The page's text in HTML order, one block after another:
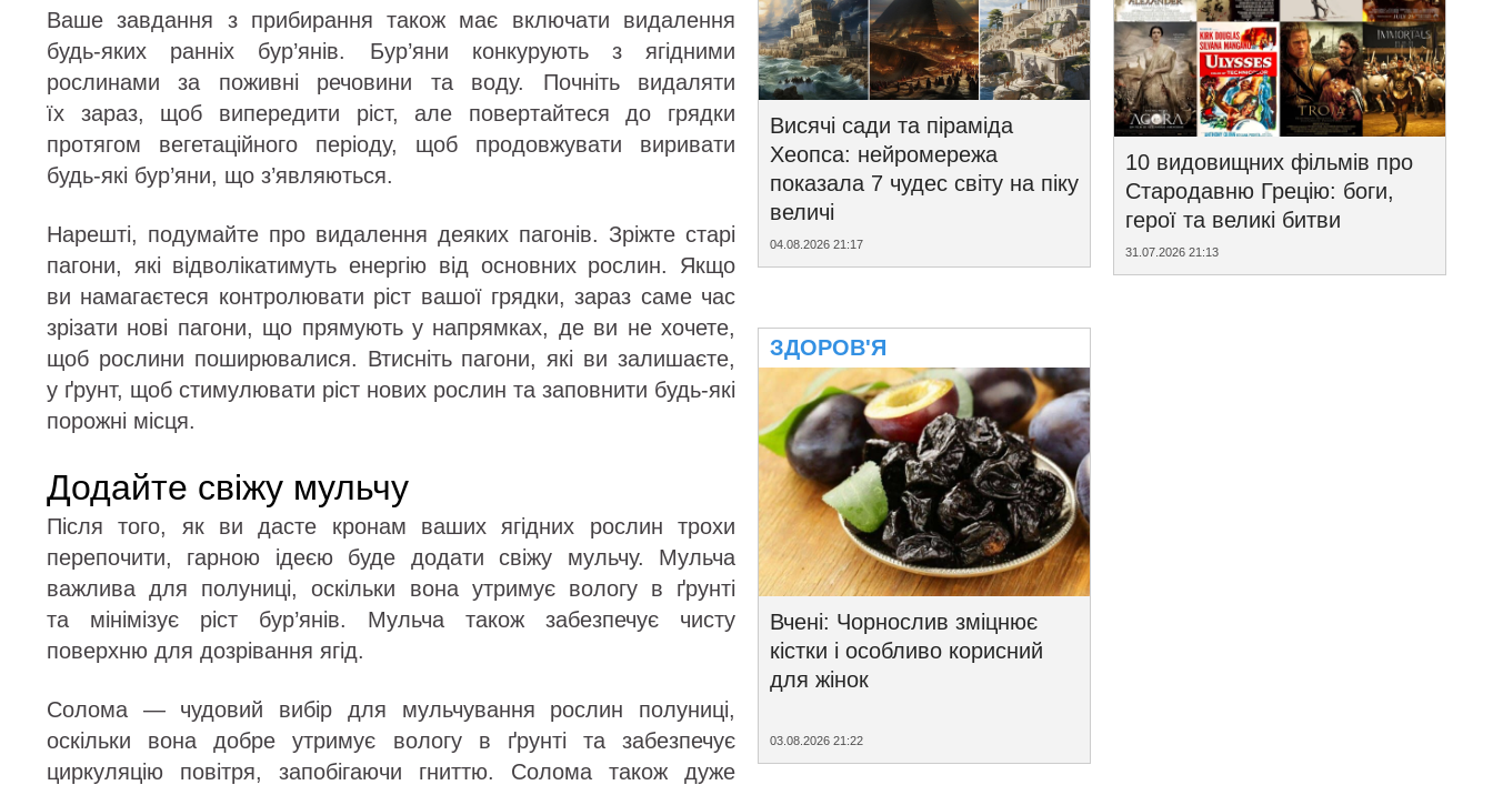
Ваше завдання з прибирання також має включати видалення
будь-яких ранніх бур’янів. Бур’яни конкурують з ягідними
рослинами за поживні речовини та воду. Почніть видаляти
їх зараз, щоб випередити ріст, але повертайтеся до грядки
протягом вегетаційного періоду, щоб продовжувати виривати
будь-які бур’яни, що з’являються.
Нарешті, подумайте про видалення деяких пагонів. Зріжте старі
пагони, які відволікатимуть енергію від основних рослин. Якщо
ви намагаєтеся контролювати ріст вашої грядки, зараз саме час
зрізати нові пагони, що прямують у напрямках, де ви не хочете,
щоб рослини поширювалися. Втисніть пагони, які ви залишаєте,
у ґрунт, щоб стимулювати ріст нових рослин та заповнити будь-які
порожні місця.
Додайте свіжу мульчу
Після того, як ви дасте кронам ваших ягідних рослин трохи
перепочити, гарною ідеєю буде додати свіжу мульчу. Мульча
важлива для полуниці, оскільки вона утримує вологу в ґрунті
та мінімізує ріст бур’янів. Мульча також забезпечує чисту
поверхню для дозрівання ягід.
Солома — чудовий вибір для мульчування рослин полуниці,
оскільки вона добре утримує вологу в ґрунті та забезпечує
циркуляцію повітря, запобігаючи гниттю. Солома також дуже
Висячі сади та піраміда
Хеопса: нейромережа
показала 7 чудес світу на піку
величі
04.08.2026 21:17
ЗДОРОВ'Я
Вчені: Чорнослив зміцнює
кістки і особливо корисний
для жінок
03.08.2026 21:22
10 видовищних фільмів про
Стародавню Грецію: боги,
герої та великі битви
31.07.2026 21:13